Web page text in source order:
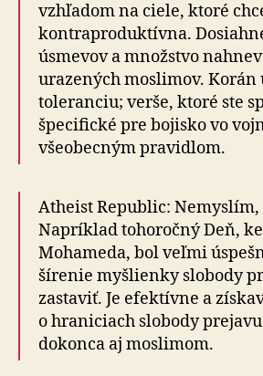
vzhľadom na ciele, ktoré
kon­tra­pro­duk­tív­na.
úsmevov a množstvo
urazených moslimov. Korán
toleranciu; verše, ktoré ste
špecifické pre bojisko vo
všeobecným pravidlom.
Atheist Republic: Nemyslím,
Napríklad tohoročný Deň,
Mohameda, bol veľmi
šírenie myšlienky slobody
zastaviť. Je efektívne a
o hraniciach slobody
dokonca aj moslimom.